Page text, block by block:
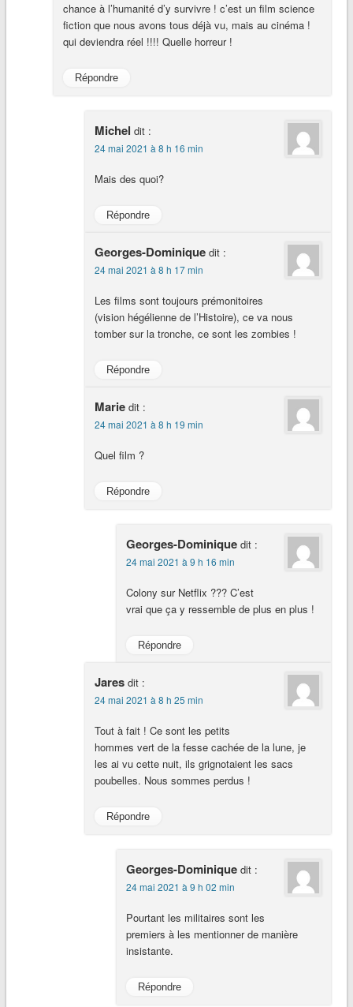
chance à l’humanité d’y survivre ! c’est un film science
fiction que nous avons tous déjà vu, mais au cinéma !
qui deviendra réel !!!! Quelle horreur !
Répondre
Michel dit :
24 mai 2021 à 8 h 16 min
Mais des quoi?
Répondre
Georges-Dominique dit :
24 mai 2021 à 8 h 17 min
Les films sont toujours prémonitoires
(vision hégélienne de l’Histoire), ce va nous
tomber sur la tronche, ce sont les zombies !
Répondre
Marie dit :
24 mai 2021 à 8 h 19 min
Quel film ?
Répondre
Georges-Dominique dit :
24 mai 2021 à 9 h 16 min
Colony sur Netflix ??? C’est
vrai que ça y ressemble de plus en plus !
Répondre
Jares dit :
24 mai 2021 à 8 h 25 min
Tout à fait ! Ce sont les petits
hommes vert de la fesse cachée de la lune, je
les ai vu cette nuit, ils grignotaient les sacs
poubelles. Nous sommes perdus !
Répondre
Georges-Dominique dit :
24 mai 2021 à 9 h 02 min
Pourtant les militaires sont les
premiers à les mentionner de manière
insistante.
Répondre